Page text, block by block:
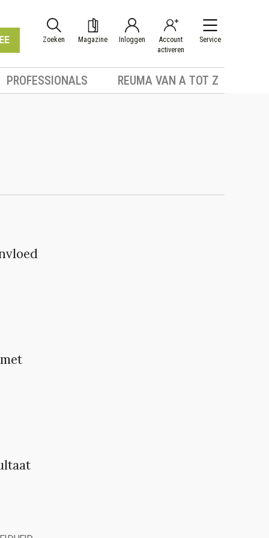
Zoeken Magazine Inloggen
Account
activeren
Service
PROFESSIONALS REUMA VAN A TOT Z